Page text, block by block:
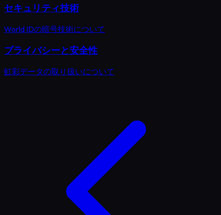
セキュリティ技術
World IDの暗号技術について
プライバシーと安全性
虹彩データの取り扱いについて